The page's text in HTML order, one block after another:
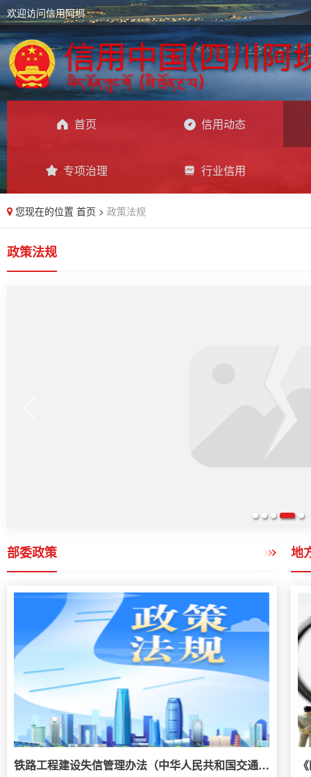
欢迎访问信用阿坝
首页 信用动态
专项治理 行业信用
您现在的位置 首页 > 政策法规
政策法规
123 4 5
部委政策
铁路工程建设失信管理办法（中华人民共和国交通运输部令2026年第15号）
地